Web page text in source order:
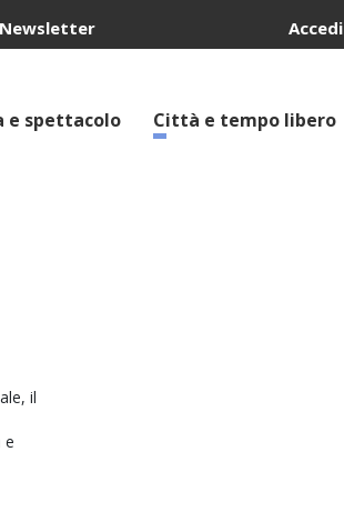
Newsletter Accedi
e spettacolo Città e tempo libero
il
e